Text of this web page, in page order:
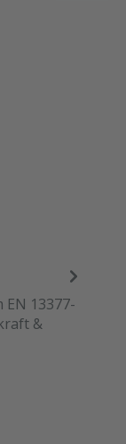
13377-
&